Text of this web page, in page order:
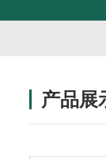
产品展